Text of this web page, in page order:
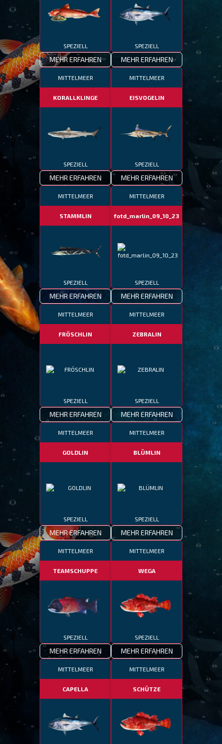
SPEZIELL
MEHR ERFAHREN
SPEZIELL
MEHR ERFAHREN
MITTELMEER
KORALLKLINGE
SPEZIELL
MEHR ERFAHREN
MITTELMEER
EISVOGELIN
SPEZIELL
MEHR ERFAHREN
MITTELMEER
STAMMLIN
SPEZIELL
MEHR ERFAHREN
MITTELMEER
fotd_marlin_09_10_23
SPEZIELL
MEHR ERFAHREN
MITTELMEER
FRÖSCHLIN
SPEZIELL
MEHR ERFAHREN
MITTELMEER
ZEBRALIN
SPEZIELL
MEHR ERFAHREN
MITTELMEER
GOLDLIN
SPEZIELL
MEHR ERFAHREN
MITTELMEER
BLÜMLIN
SPEZIELL
MEHR ERFAHREN
MITTELMEER
TEAMSCHUPPE
SPEZIELL
MEHR ERFAHREN
MITTELMEER
WEGA
SPEZIELL
MEHR ERFAHREN
MITTELMEER
CAPELLA
MITTELMEER
SCHÜTZE